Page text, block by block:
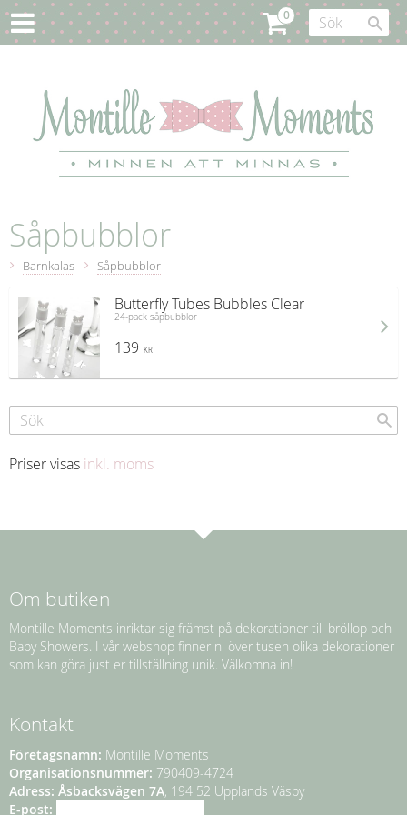
Såpbubblor
Barnkalas Såpbubblor
Butterfly Tubes Bubbles Clear
24-pack såpbubblor
139 KR
Priser visas inkl. moms
Om butiken
Montille Moments inriktar sig främst på dekorationer till bröllop och
Baby Showers. I vår webshop finner ni över tusen olika dekorationer
som kan göra just er tillställning unik. Välkomna in!
Kontakt
Företagsnamn: Montille Moments
Organisationsnummer: 790409-4724
Adress: Åsbacksvägen 7A, 194 52 Upplands Väsby
E-post: